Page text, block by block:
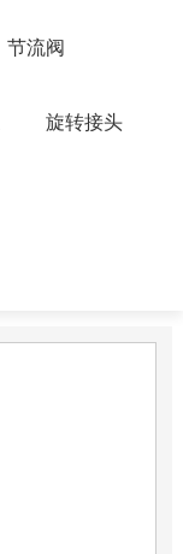
节流阀
旋转接头